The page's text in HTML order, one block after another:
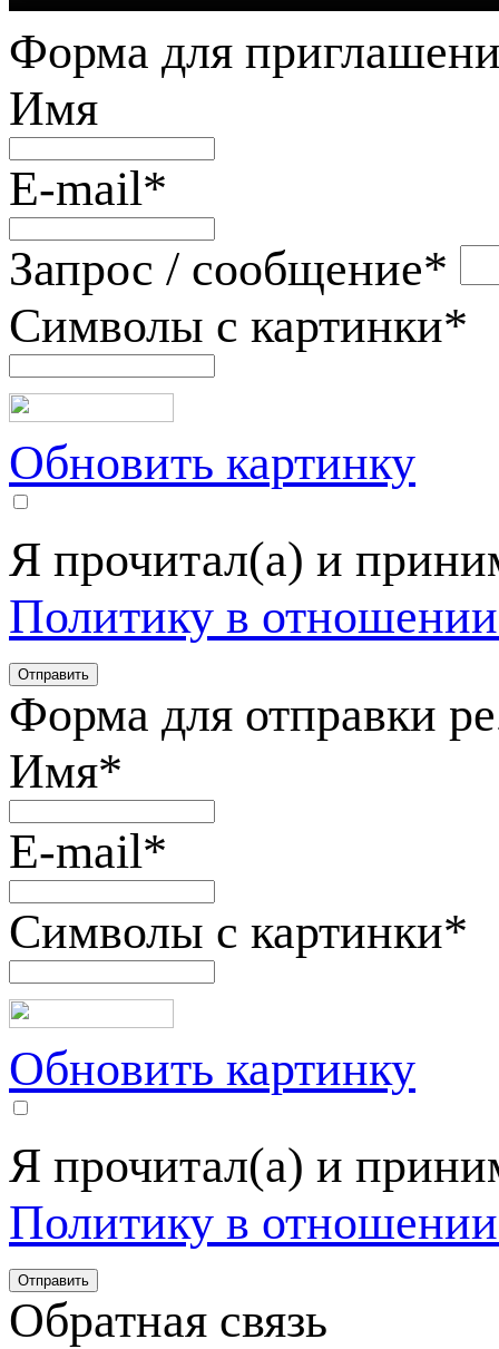
Форма для
Имя
E-mail*
Запрос / сообщение*
Символы с картинки*
Обновить картинку
Я прочитал(а) и
Политику в
Форма для отправки
Имя*
E-mail*
Символы с картинки*
Обновить картинку
Я прочитал(а) и
Политику в
Обратная связь